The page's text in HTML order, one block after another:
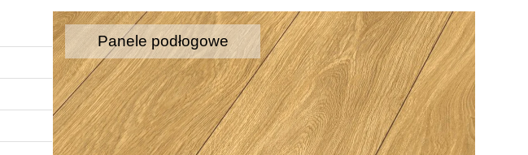
Panele podłogowe